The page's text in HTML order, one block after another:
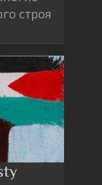
строя